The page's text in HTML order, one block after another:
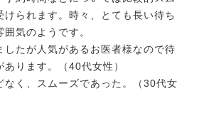
けられます。時々、とても長い待ち
気のようです。
したが人気があるお医者様なので待
ります。（40代女性）
なく、スムーズであった。（30代女